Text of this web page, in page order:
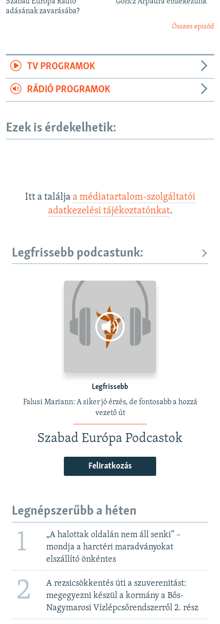
Szabad Európa Rádió
adásának zavarásába?
Göncz Árpádra emlékezünk
Összes epizód
TV PROGRAMOK
RÁDIÓ PROGRAMOK
Ezek is érdekelhetik:
Itt a találja a médiatartalom-szolgáltatói
adatkezelési tájékoztatónkat.
Legfrissebb podcastunk:
Legfrissebb
Falusi Mariann: A siker jó érzés, de fontosabb a hozzá
vezető út
Szabad Európa Podcastok
Feliratkozás
Legnépszerűbb a héten
1
„A halottak oldalán nem áll senki” –
mondja a harctéri maradványokat
elszállító önkéntes
2
A rezsicsökkentés üti a szuverenitást:
megegyezni készül a kormány a Bős-
Nagymarosi Vízlépcsőrendszerről 2. rész